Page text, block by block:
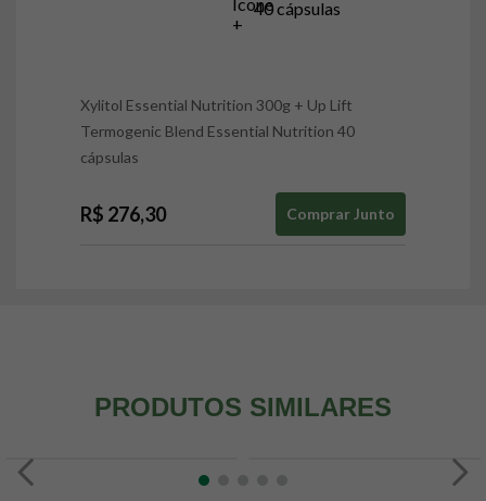
Xylitol Essential Nutrition 300g + Up Lift
Termogenic Blend Essential Nutrition 40
cápsulas
R$ 276,30 Comprar Junto
PRODUTOS SIMILARES